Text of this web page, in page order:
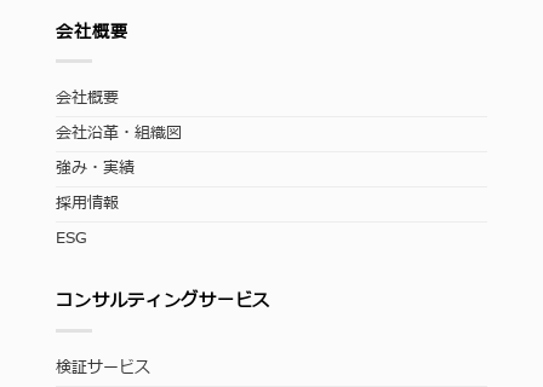
会社概要
会社概要
会社沿革・組織図
強み・実績
採用情報
ESG
コンサルティングサービス
検証サービス